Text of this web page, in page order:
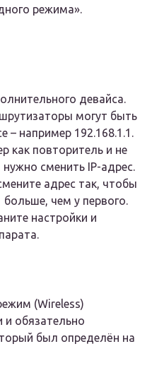
режима».
девайса.
могут быть
– например 192.168.1.1.
как повторитель и не
сменить IP-адрес.
адрес так, чтобы
чем у первого.
настройки и
(Wireless)
и обязательно
был определён на